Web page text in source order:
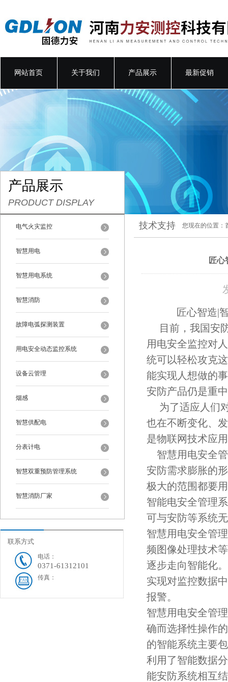
网站首页 关于我们 产品展示 最新促销
产品展示
PRODUCT DISPLAY
电气火灾监控
智慧用电
智慧用电系统
智慧消防
故障电弧探测装置
用电安全动态监控系统
设备云管理
烟感
智慧供配电
分表计电
智慧双重预防管理系统
智慧消防厂家
联系方式
电话：
0371-61312101
传真：
技术支持 您现在的位置：
匠心
匠心智造|
目前，我国安
用电安全监控对
统可以轻松攻克
能实现人想做的
安防产品仍是重
为了适应人们
也在不断变化、
是物联网技术应
智慧用电安全管
安防需求膨胀的
极大的范围都要
智能电安全管理
可与安防等系统
智慧用电安全管
频图像处理技术
逐步走向智能化
实现对监控数据
报警。
智慧用电安全管
确而选择性操作
的智能系统主要
利用了智能数据
能安防系统相互